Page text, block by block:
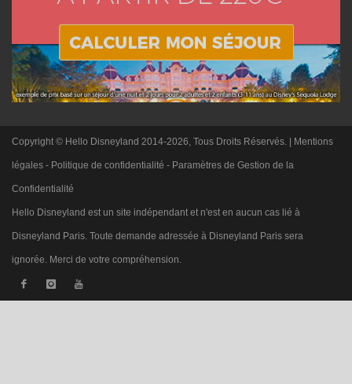
Copyright © Hello Disneyland 2014-2026, Tous Droits Réservés. | Mentions
légales - Politique de confidentialité - Paramètres de Gestion de la
Confidentialité
Hello Disneyland est un site indépendant et n'est en aucun cas lié à
Disneyland Paris. Toute demande adressée à Disneyland Paris sera
ignorée. Merci de votre compréhension.